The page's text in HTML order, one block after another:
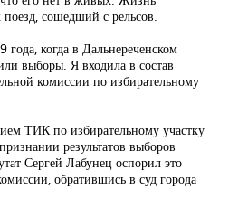
поезд, сошедший с рельсов.
когда в Дальнереченском
выборы. Я входила в состав
комиссии по избирательному
ТИК по избирательному участку
результатов выборов
Сергей Лабунец оспорил это
обратившись в суд города